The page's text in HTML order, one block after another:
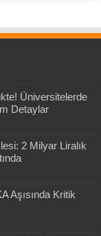
Üniversitelerde
Detaylar
2 Milyar Liralık
Aşısında Kritik